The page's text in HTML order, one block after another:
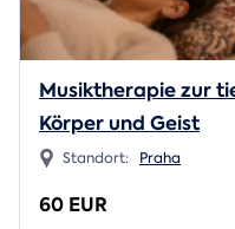
Musiktherapie zur
Körper und Geist
Standort: Praha
60 EUR